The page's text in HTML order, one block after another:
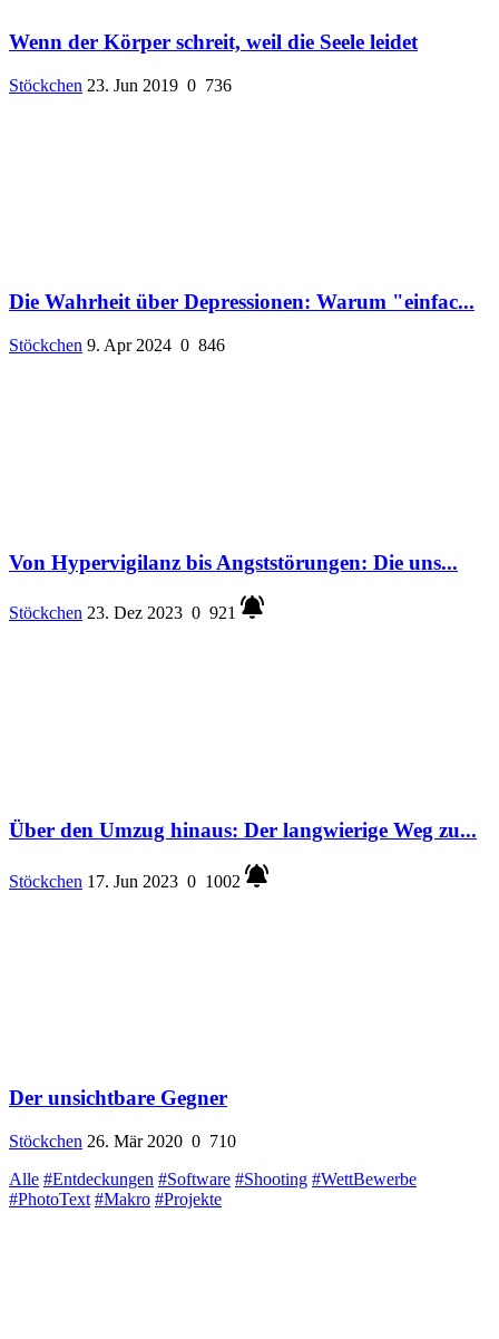
Wenn der Körper schreit, weil die Seele leidet
Stöckchen 23. Jun 2019 0 736
Die Wahrheit über Depressionen: Warum "einfac...
Stöckchen 9. Apr 2024 0 846
Von Hypervigilanz bis Angststörungen: Die uns...
Stöckchen 23. Dez 2023 0 921
Über den Umzug hinaus: Der langwierige Weg zu...
Stöckchen 17. Jun 2023 0 1002
Der unsichtbare Gegner
Stöckchen 26. Mär 2020 0 710
Alle #Entdeckungen #Software #Shooting #WettBewerbe
#PhotoText #Makro #Projekte